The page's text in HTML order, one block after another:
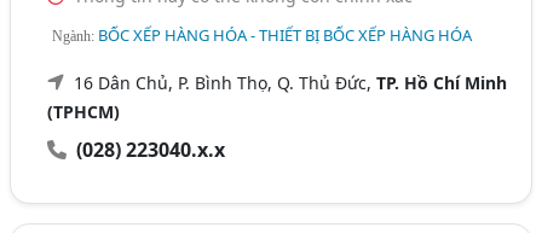
Ngành: BỐC XẾP HÀNG HÓA - THIẾT BỊ BỐC XẾP HÀNG HÓA
16 Dân Chủ, P. Bình Thọ, Q. Thủ Đức,TP. Hồ Chí Minh
(TPHCM)
(028) 223040.x.x